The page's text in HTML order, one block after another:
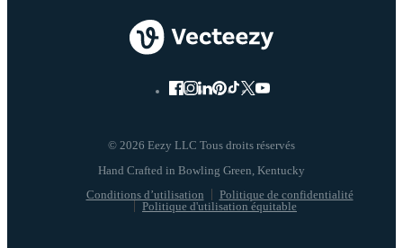
© 2026 Eezy LLC Tous droits réservés
Conditions d’utilisation
Politique de confidentialité
Politique d'utilisation équitable